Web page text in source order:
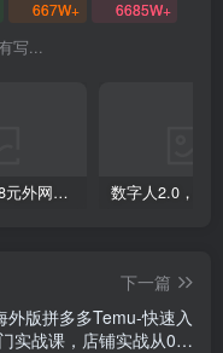
667W+ 6685W+
写...
外面收费398元外网超跑豪车汽车视频搬运至快手抖音上热门项目
下一篇
外版拼多多Temu-快速入
门实战课，店铺实战从0到